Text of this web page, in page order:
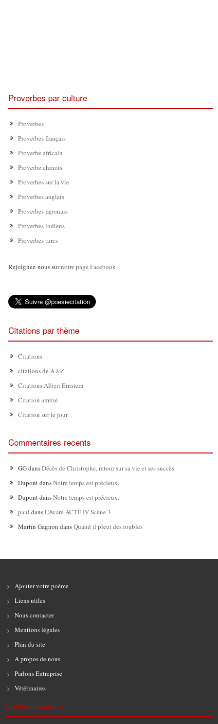
Proverbes par culture
Proverbes
Proverbes français
Proverbe africain
Proverbe chinois
Proverbes sur la vie
Proverbes anglais
Proverbes japonais
Proverbes indiens
Proverbes turcs
Rejoignez-nous surnotre page Facebook
Citations par thème
Citations
citations de A à Z
Citations Albert Einstein
Citation amitié
Citation sur le jour
Commentaires recents
GGdansDécès de Christophe, retour sur sa vie et ses succès
DupontdansNotre temps est précieux.
DupontdansNotre temps est précieux.
paul dansL’Avare ACTE IV Scène 3
Martin Gagnon dansQuand il pleut des roubles
Ajouter votre poème
Liens utiles
Nous contacter
Mentions légales
Plan du site
A propos de nous
Parlons Entreprise
Vétérinaires
Cultivonsnous.fr